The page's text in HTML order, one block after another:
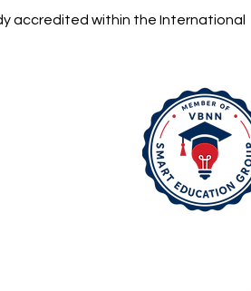
accredited within the International